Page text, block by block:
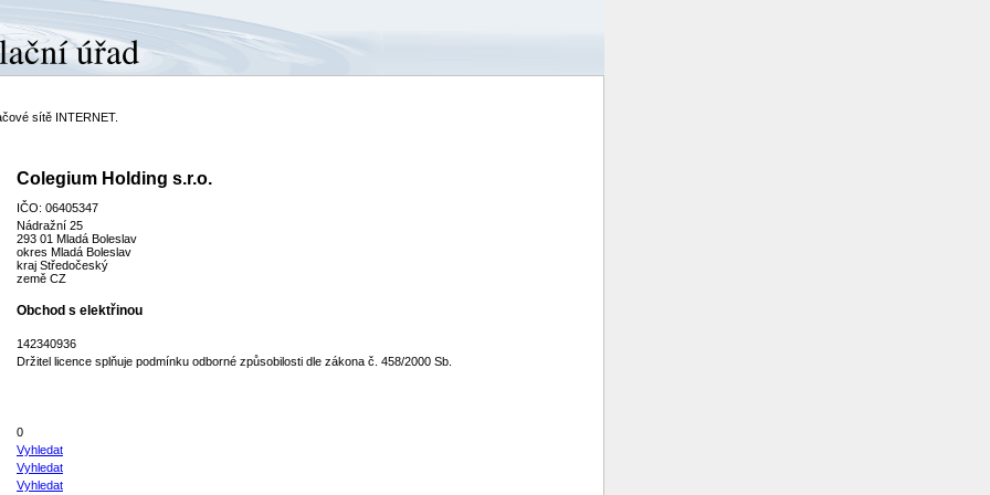
sítě INTERNET.
Colegium Holding s.r.o.
IČO: 06405347
Nádražní 25
293 01 Mladá Boleslav
okres Mladá Boleslav
kraj Středočeský
země CZ
Obchod s elektřinou
142340936
Držitel licence splňuje podmínku odborné způsobilosti dle zákona č. 458/2000 Sb.
0
Vyhledat
Vyhledat
Vyhledat